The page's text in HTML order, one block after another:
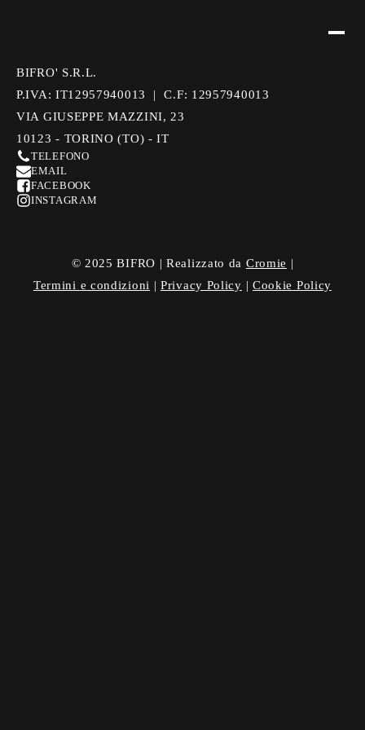
BIFRO' S.R.L.
P.IVA: IT12957940013 | C.F: 12957940013
VIA GIUSEPPE MAZZINI, 23
10123 - TORINO (TO) - IT
TELEFONO
EMAIL
FACEBOOK
INSTAGRAM
© 2025 BIFRO | Realizzato da Cromie |
Termini e condizioni |Privacy Policy | Cookie Policy